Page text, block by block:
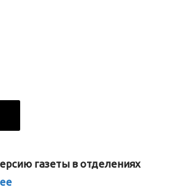
газеты в отделениях